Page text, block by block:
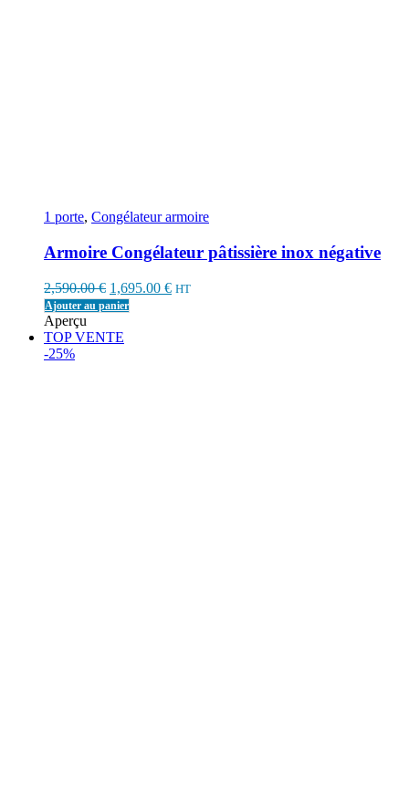
1 porte, Congélateur armoire
Armoire Congélateur pâtissière inox négative
2,590.00€ Original
price
2,590.00 €.
1,695.00 €Current
HT
Ajouter au panier
Aperçu
TOP VENTE
-25%